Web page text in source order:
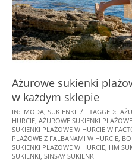
Ażurowe sukienki
w każdym sklepie
2023-
04-
12
IN: MODA SUKIENKI TAGGED:
HURCIE AŻUROWE SUKIENKI
SUKIENKI PLAŻOWE W HURCIE W
PLAŻOWE Z FALBANAMI W HURCIE
SUKIENKI PLAŻOWE W HURCIE HM
SUKIENKI SINSAY SUKIENKI